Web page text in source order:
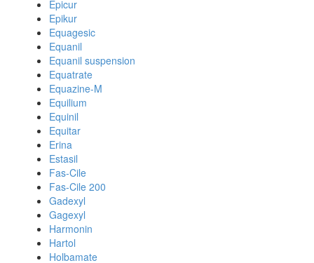
Epicur
Epikur
Equagesic
Equanil
Equanil suspension
Equatrate
Equazine-M
Equilium
Equinil
Equitar
Erina
Estasil
Fas-Cile
Fas-Cile 200
Gadexyl
Gagexyl
Harmonin
Hartol
Holbamate